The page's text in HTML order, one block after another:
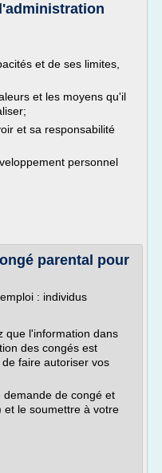
et de ses limites,
et les moyens qu'il
et sa responsabilité
personnel
parental pour
: individus
que l'information dans
des congés est
faire autoriser vos
de congé et
et le soumettre à votre